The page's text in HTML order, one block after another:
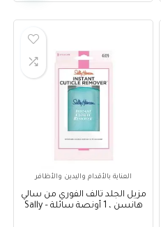
العناية بالأقدام واليدين والأظافر
مزيل الجلد تالف الفوري من سالي
هانسن ، 1 أونصة سائلة – Sally